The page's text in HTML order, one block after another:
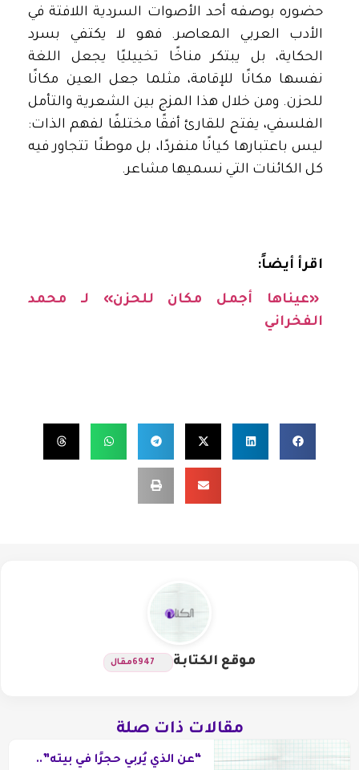
حضوره بوصفه أحد الأصوات السردية اللافتة في
الأدب العربي المعاصر. فهو لا يكتفي بسرد
الحكاية، بل يبتكر مناخًا تخييليًا يجعل اللغة
نفسها مكانًا للإقامة، مثلما جعل العين مكانًا
للحزن. ومن خلال هذا المزج بين الشعرية والتأمل
الفلسفي، يفتح للقارئ أفقًا مختلفًا لفهم الذات:
ليس باعتبارها كيانًا منفردًا، بل موطنًا تتجاور فيه
كل الكائنات التي نسميها مشاعر.
اقرأ أيضاً:
«عيناها أجمل مكان للحزن» لـ محمد
الفخراني
موقع الكتابة 6947مقال
مقالات ذات صلة
“عن الذي يُربي حجرًا في بيته”..